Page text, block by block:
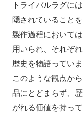
トライバルラグに
隠されていること
製作過程において
用いられ、それぞ
歴史を物語っていま
このような観点か
品にとどまらず、
がれる価値を持って